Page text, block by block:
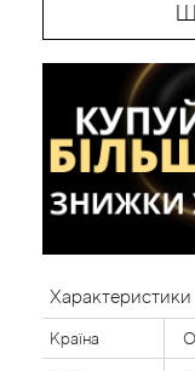
Характеристики
Країна